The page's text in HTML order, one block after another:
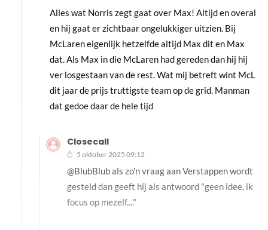
Alles wat Norris zegt gaat over Max! Altijd en overal
en hij gaat er zichtbaar ongelukkiger uitzien. Bij
McLaren eigenlijk hetzelfde altijd Max dit en Max
dat. Als Max in die McLaren had gereden dan hij hij
ver losgestaan van de rest. Wat mij betreft wint McL
dit jaar de prijs truttigste team op de grid. Manman
dat gedoe daar de hele tijd
Closecall
5 oktober 2025 09:12
@BlubBlub als zo'n vraag aan Verstappen wordt
gesteld dan geeft hij als antwoord "geen idee, ik
focus op mezelf...."